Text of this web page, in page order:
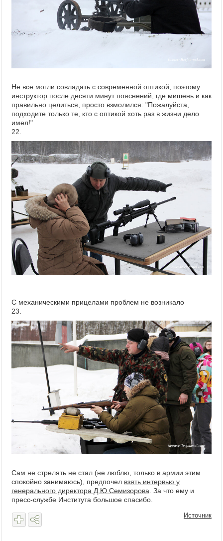
Не все могли совладать с современной оптикой, поэтому
инструктор после десяти минут пояснений, где мишень и как
правильно целиться, просто взмолился: "Пожалуйста,
подходите только те, кто с оптикой хоть раз в жизни дело
имел!"
22.
С механическими прицелами проблем не возникало
23.
Сам не стрелять не стал (не люблю, только в армии этим
спокойно занимаюсь), предпочел взять интервью у
генерального директора Д.Ю.Семизорова . За что ему и
пресс-службе Института большое спасибо.
Источник